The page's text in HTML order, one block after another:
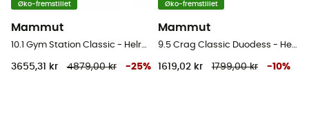
Øko-fremstillet
Mammut
10.1 Gym Station Classic - Helreb
3655,31 kr 4879,00 kr -25%
Øko-fremstillet
Mammut
9.5 Crag Classic Duodess - Helreb
1619,02 kr 1799,00 kr -10%